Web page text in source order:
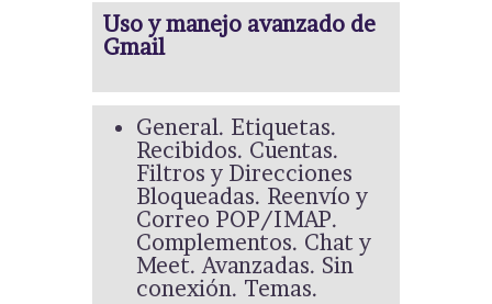
Uso y manejo avanzado de
Gmail
General. Etiquetas.
Recibidos. Cuentas.
Filtros y Direcciones
Bloqueadas. Reenvío y
Correo POP/IMAP.
Complementos. Chat y
Meet. Avanzadas. Sin
conexión. Temas.